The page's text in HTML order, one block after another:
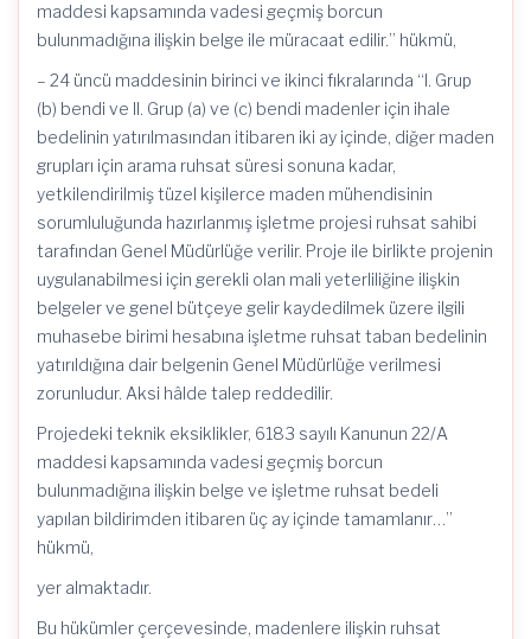
maddesi kapsamında vadesi geçmiş borcun
bulunmadığına ilişkin belge ile müracaat edilir.” hükmü,
– 24 üncü maddesinin birinci ve ikinci fıkralarında “I. Grup
(b) bendi ve II. Grup (a) ve (c) bendi madenler için ihale
bedelinin yatırılmasından itibaren iki ay içinde, diğer maden
grupları için arama ruhsat süresi sonuna kadar,
yetkilendirilmiş tüzel kişilerce maden mühendisinin
sorumluluğunda hazırlanmış işletme projesi ruhsat sahibi
tarafından Genel Müdürlüğe verilir. Proje ile birlikte projenin
uygulanabilmesi için gerekli olan mali yeterliliğine ilişkin
belgeler ve genel bütçeye gelir kaydedilmek üzere ilgili
muhasebe birimi hesabına işletme ruhsat taban bedelinin
yatırıldığına dair belgenin Genel Müdürlüğe verilmesi
zorunludur. Aksi hâlde talep reddedilir.
Projedeki teknik eksiklikler, 6183 sayılı Kanunun 22/A
maddesi kapsamında vadesi geçmiş borcun
bulunmadığına ilişkin belge ve işletme ruhsat bedeli
yapılan bildirimden itibaren üç ay içinde tamamlanır…”
hükmü,
yer almaktadır.
Bu hükümler çerçevesinde, madenlere ilişkin ruhsat